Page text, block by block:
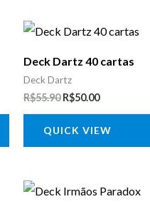
Deck Dartz 40 cartas
Deck Dartz
R$55.90
O
preço
era:
R$55.90.
R$50.00
O
preço
é:
QUICK VIEW